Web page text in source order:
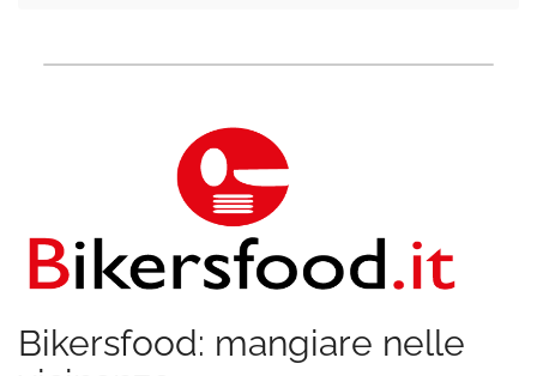
Bikersfood: mangiare nelle